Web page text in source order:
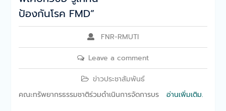
คณะทรัพยากรธรรมชาติออก
ให้บริการวิชาการฐานการเรียน
รู้โรงเรียนเซนต์โยเซฟ ท่าแร่
คณะทรัพยากรธรรมชาติให้การ
ต้อนรับทีมตรวจประเมินจาก
สำนักงานสาธารณสุขจังหวัด
สกลนคร
คณะทรัพยากรธรรมชาติจัด
ป้องกันโรค FMD”
FNR-RMUTI
Leave a comment
ข่าวประชาสัมพันธ์
คณะทรัพยากรธรรมชาติร่วมดำเนินการจัดการบร
อ่านเพิ่มเติม.